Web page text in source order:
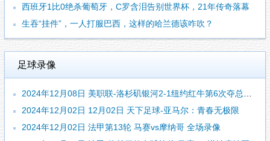
西班牙1比0绝杀葡萄牙，C罗含泪告别世界杯，21年传奇落幕
生吞“挂件”，一人打服巴西，这样的哈兰德该咋吹？
足球录像
2024年12月08日 美职联-洛杉矶银河2-1纽约红牛第6次夺总冠军 罗伊斯个人联赛首冠
2024年12月02日 12月02日 天下足球-亚马尔：青春无极限
2024年12月02日 法甲第13轮 马赛vs摩纳哥 全场录像